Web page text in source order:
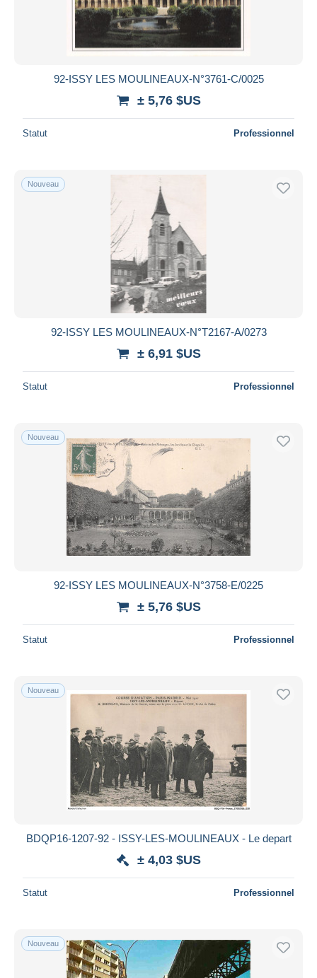
92-ISSY LES MOULINEAUX-N°3761-C/0025
± 5,76 $US
Statut Professionnel
Nouveau
92-ISSY LES MOULINEAUX-N°T2167-A/0273
± 6,91 $US
Statut Professionnel
Nouveau
92-ISSY LES MOULINEAUX-N°3758-E/0225
± 5,76 $US
Statut Professionnel
Nouveau
BDQP16-1207-92 - ISSY-LES-MOULINEAUX - Le depart
± 4,03 $US
Statut Professionnel
Nouveau